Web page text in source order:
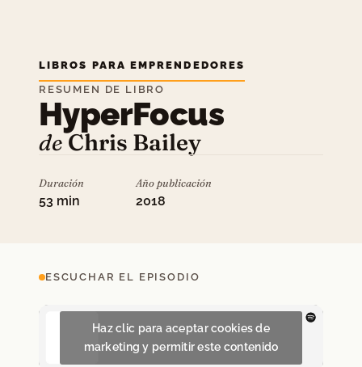
LIBROS PARA EMPRENDEDORES
RESUMEN DE LIBRO
HyperFocus
deChris Bailey
Duración
53 min
Año publicación
2018
ESCUCHAR EL EPISODIO
Haz clic para aceptar cookies de
marketing y permitir este contenido